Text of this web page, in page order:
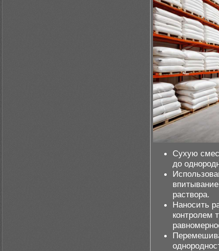
Сухую
до
раствора.
Наносить
контролем